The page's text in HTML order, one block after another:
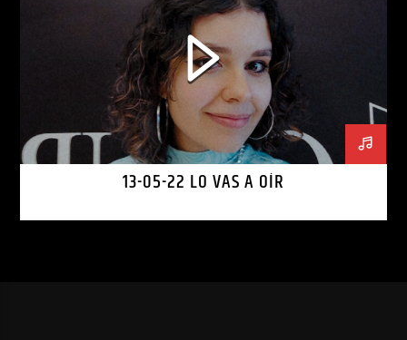
13-05-22 LO VAS A OÍR